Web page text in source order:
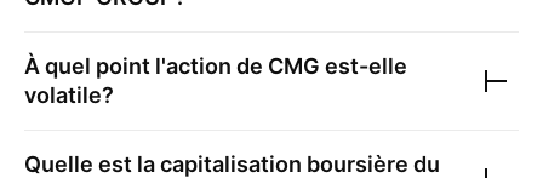
À quel point l'action de CMG est-elle
volatile?
Quelle est la capitalisation boursière du